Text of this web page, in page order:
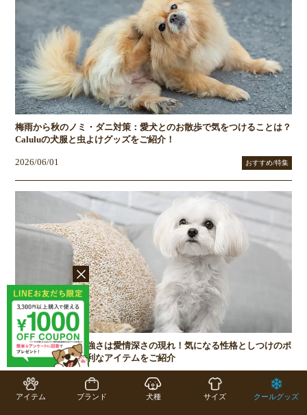
アイテム ブランド 犬種 サイズ クールグッズ
梅雨から秋のノミ・ダニ対策：愛犬とのお散歩で気をつけることは？
Caluluの犬服と虫よけグッズをご紹介！
2026/06/01 おすすめ/特集
マルチーズの気の強さは愛情深さの現れ！気になる性格としつけのポ
イント、あると便利なアイテムをご紹介
2026/05/08 おすすめ/特集